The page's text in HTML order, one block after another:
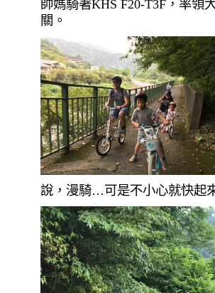
帥媽騎著KHS F20-T3F，率領
關。
說，漫騎…可是不小心就快起